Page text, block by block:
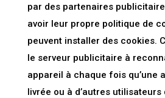
par des partenaires
avoir leur propre politique de
peuvent installer des cookies.
le serveur publicitaire à
appareil à chaque fois qu’une
livrée ou à d’autres